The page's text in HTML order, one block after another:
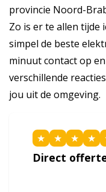
provincie Noord-
Zo is er te allen tijde
simpel de beste
minuut contact op
verschillende
jou uit de omgeving.
★ ★ ★ ★
Direct